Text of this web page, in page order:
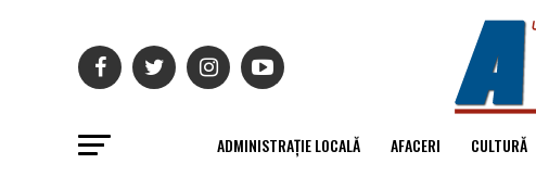
ADMINISTRAȚIE LOCALĂ AFACERI CULTURĂ